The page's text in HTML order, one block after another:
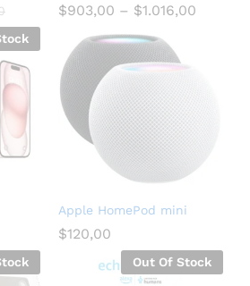
$903,00 – $1.016,00
Apple HomePod mini
$120,00
Out Of Stock